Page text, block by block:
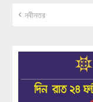
নবীনতর